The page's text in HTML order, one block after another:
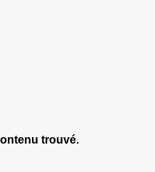
trouvé.